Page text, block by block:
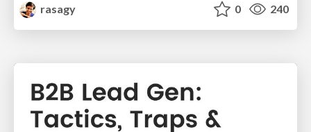
rasagy
0 240